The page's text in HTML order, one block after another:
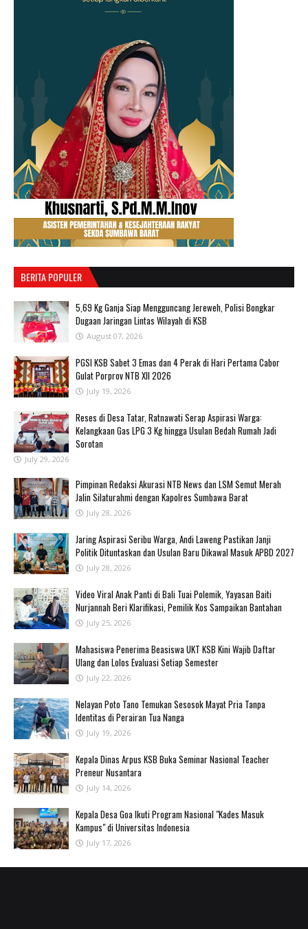
BERITA POPULER
‎5,69 Kg Ganja Siap Mengguncang Jereweh, Polisi Bongkar
Dugaan Jaringan Lintas Wilayah di KSB ‎
August 07, 2026
PGSI KSB Sabet 3 Emas dan 4 Perak di Hari Pertama Cabor
Gulat Porprov NTB XII 2026 ‎
July 19, 2026
Reses di Desa Tatar, Ratnawati Serap Aspirasi Warga:
Kelangkaan Gas LPG 3 Kg hingga Usulan Bedah Rumah Jadi
Sorotan
July 29, 2026
Pimpinan Redaksi Akurasi NTB News dan LSM Semut Merah
Jalin Silaturahmi dengan Kapolres Sumbawa Barat
July 28, 2026
Jaring Aspirasi Seribu Warga, Andi Laweng Pastikan Janji
Politik Dituntaskan dan Usulan Baru Dikawal Masuk APBD 2027
July 28, 2026
‎Video Viral Anak Panti di Bali Tuai Polemik, Yayasan Baiti
Nurjannah Beri Klarifikasi, Pemilik Kos Sampaikan Bantahan ‎
July 25, 2026
Mahasiswa Penerima Beasiswa UKT KSB Kini Wajib Daftar
Ulang dan Lolos Evaluasi Setiap Semester
July 22, 2026
‎Nelayan Poto Tano Temukan Sesosok Mayat Pria Tanpa
Identitas di Perairan Tua Nanga ‎
July 19, 2026
Kepala Dinas Arpus KSB Buka Seminar Nasional Teacher
Preneur Nusantara
July 14, 2026
Kepala Desa Goa Ikuti Program Nasional "Kades Masuk
Kampus" di Universitas Indonesia
July 17, 2026